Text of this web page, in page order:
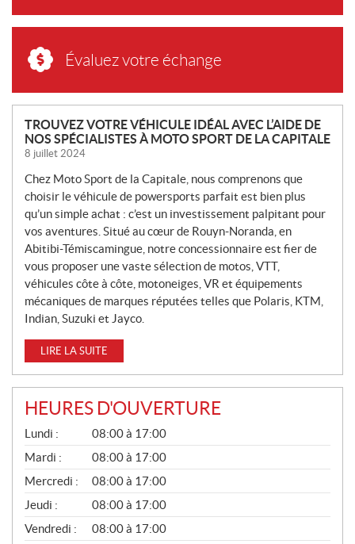
Évaluez votre échange
N
O
U
V
E
L
L
E
S
TROUVEZ VOTRE VÉHICULE IDÉAL AVEC L’AIDE DE
NOS SPÉCIALISTES À MOTO SPORT DE LA CAPITALE
8 juillet 2024
Chez Moto Sport de la Capitale, nous comprenons que
choisir le véhicule de powersports parfait est bien plus
qu’un simple achat : c’est un investissement palpitant pour
vos aventures. Situé au cœur de Rouyn-Noranda, en
Abitibi-Témiscamingue, notre concessionnaire est fier de
vous proposer une vaste sélection de motos, VTT,
véhicules côte à côte, motoneiges, VR et équipements
mécaniques de marques réputées telles que Polaris, KTM,
Indian, Suzuki et Jayco.
LIRE LA SUITE
HEURES D'OUVERTURE
G
É
N
É
R
A
L
Lundi :
08:00 à 17:00
Mardi :
08:00 à 17:00
Mercredi :
08:00 à 17:00
Jeudi :
08:00 à 17:00
Vendredi :
08:00 à 17:00